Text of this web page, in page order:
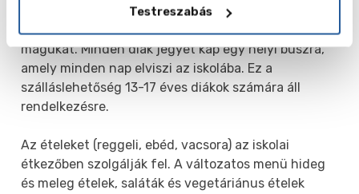
Testreszabás
Néhány szoba emeletes ággyal rendelkezik. A
diákokat a családok üdvözlik, hogy otthon érezzék
magukat. Minden diák jegyet kap egy helyi buszra,
amely minden nap elviszi az iskolába. Ez a
szálláslehetőség 13-17 éves diákok számára áll
rendelkezésre.
Az ételeket (reggeli, ebéd, vacsora) az iskolai
étkezőben szolgálják fel. A változatos menü hideg
és meleg ételek, saláták és vegetáriánus ételek